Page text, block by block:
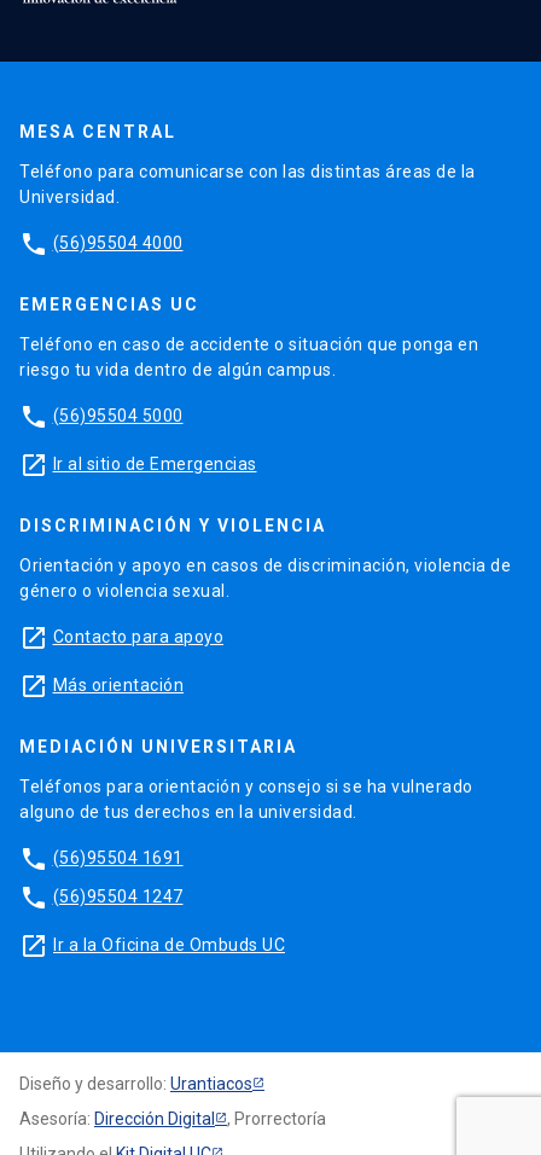
MESA CENTRAL
Teléfono para comunicarse con las distintas áreas de la
Universidad.
phone (56)95504 4000
EMERGENCIAS UC
Teléfono en caso de accidente o situación que ponga en
riesgo tu vida dentro de algún campus.
phone (56)95504 5000
launch Ir al sitio de Emergencias
DISCRIMINACIÓN Y VIOLENCIA
Orientación y apoyo en casos de discriminación, violencia de
género o violencia sexual.
launch Contacto para apoyo
launch Más orientación
MEDIACIÓN UNIVERSITARIA
Teléfonos para orientación y consejo si se ha vulnerado
alguno de tus derechos en la universidad.
phone (56)95504 1691
phone (56)95504 1247
launch Ir a la Oficina de Ombuds UC
Diseño y desarrollo: Urantiacos
Asesoría: Dirección Digital
, Prorrectoría